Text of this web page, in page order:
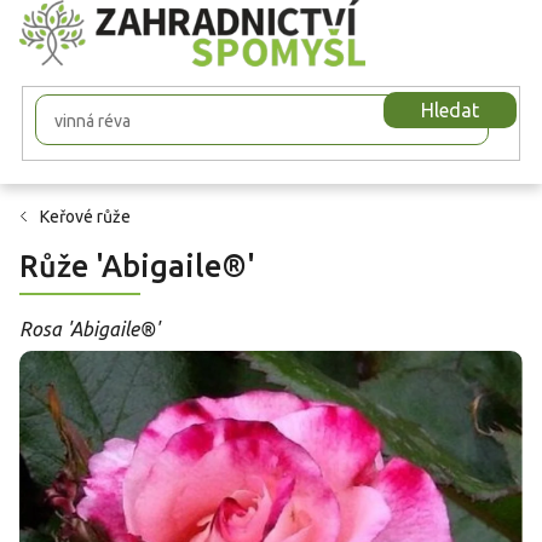
Přejít
na
obsah
Hledat
Keřové růže
Růže 'Abigaile®'
Rosa 'Abigaile®'